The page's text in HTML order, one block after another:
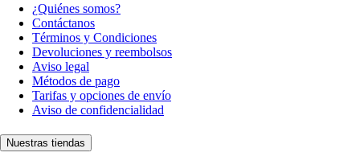
¿Quiénes somos?
Contáctanos
Términos y Condiciones
Devoluciones y reembolsos
Aviso legal
Métodos de pago
Tarifas y opciones de envío
Aviso de confidencialidad
Nuestras tiendas